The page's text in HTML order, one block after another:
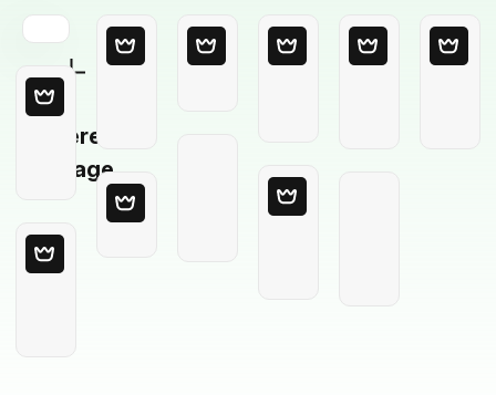
Leere
Vorlage